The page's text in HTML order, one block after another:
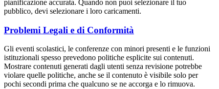
pianificazione accurata. Quando non puoi selezionare il tuo
pubblico, devi selezionare i loro caricamenti.
Problemi Legali e di Conformità
Gli eventi scolastici, le conferenze con minori presenti e le funzioni
istituzionali spesso prevedono politiche esplicite sui contenuti.
Mostrare contenuti generati dagli utenti senza revisione potrebbe
violare quelle politiche, anche se il contenuto è visibile solo per
pochi secondi prima che qualcuno se ne accorga e lo rimuova.